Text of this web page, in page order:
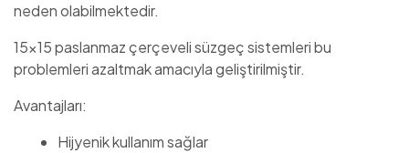
neden olabilmektedir.
15×15 paslanmaz çerçeveli süzgeç sistemleri bu
problemleri azaltmak amacıyla geliştirilmiştir.
Avantajları:
Hijyenik kullanım sağlar